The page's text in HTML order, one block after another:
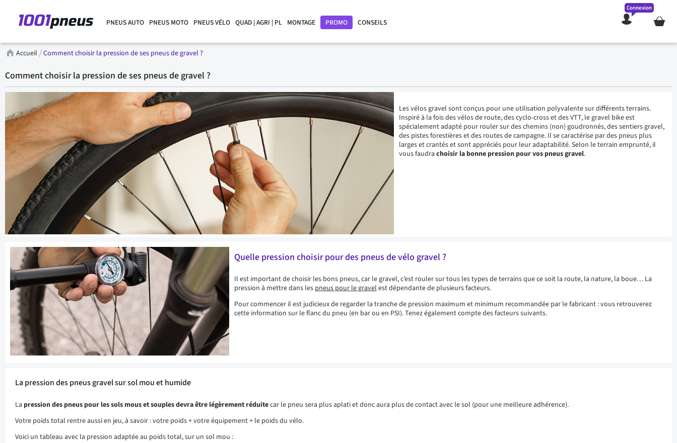
PNEUS AUTO PNEUS MOTO PNEUS VÉLO QUAD | AGRI | PL MONTAGE PROMO CONSEILS Mon
Connexion
Accueil Comment choisir la pression de ses pneus de gravel ?
Comment choisir la pression de ses pneus de gravel ?
Les vélos gravel sont conçus pour une utilisation polyvalente sur différents terrains.
Inspiré à la fois des vélos de route, des cyclo-cross et des VTT, le gravel bike est
spécialement adapté pour rouler sur des chemins (non) goudronnés, des sentiers gravel,
des pistes forestières et des routes de campagne. Il se caractérise par des pneus plus
larges et crantés et sont appréciés pour leur adaptabilité. Selon le terrain emprunté, il
vous faudrachoisir la bonne pression pour vos pneus gravel.
Quelle pression choisir pour des pneus de vélo gravel ?
Il est important de choisir les bons pneus, car le gravel, c’est rouler sur tous les types de terrains que ce soit la route, la nature, la boue… La
pression à mettre dans les pneus pour le gravelest dépendante de plusieurs facteurs.
Pour commencer il est judicieux de regarder la tranche de pression maximum et minimum recommandée par le fabricant : vous retrouverez
cette information sur le flanc du pneu (en bar ou en PSI). Tenez également compte des facteurs suivants.
La pression des pneus gravel sur sol mou et humide
La pression des pneus pour les sols mous et souples devra être légèrement réduitecar le pneu sera plus aplati et donc aura plus de contact avec le sol (pour une meilleure adhérence).
Votre poids total rentre aussi en jeu, à savoir : votre poids + votre équipement + le poids du vélo.
Voici un tableau avec la pression adaptée au poids total, sur un sol mou :